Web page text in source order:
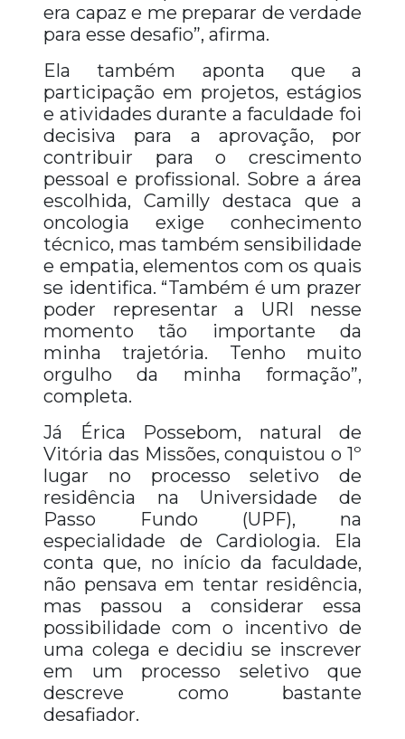
era capaz e me preparar de verdade
para esse desafio”, afirma.
Ela também aponta que a
participação em projetos, estágios
e atividades durante a faculdade foi
decisiva para a aprovação, por
contribuir para o crescimento
pessoal e profissional. Sobre a área
escolhida, Camilly destaca que a
oncologia exige conhecimento
técnico, mas também sensibilidade
e empatia, elementos com os quais
se identifica. “Também é um prazer
poder representar a URI nesse
momento tão importante da
minha trajetória. Tenho muito
orgulho da minha formação”,
completa.
Já Érica Possebom, natural de
Vitória das Missões, conquistou o 1º
lugar no processo seletivo de
residência na Universidade de
Passo Fundo (UPF), na
especialidade de Cardiologia. Ela
conta que, no início da faculdade,
não pensava em tentar residência,
mas passou a considerar essa
possibilidade com o incentivo de
uma colega e decidiu se inscrever
em um processo seletivo que
descreve como bastante
desafiador.